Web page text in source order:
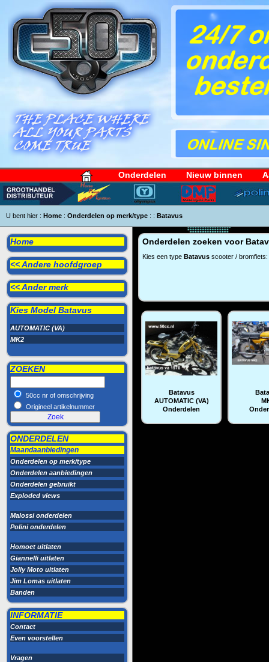
Onderdelen Nieuw binnen
U bent hier : Home : Onderdelen op merk/type : : Batavus
Home
<< Andere hoofdgroep
<< Ander merk
Kies Model Batavus
AUTOMATIC (VA)
MK2
ZOEKEN
50cc nr of omschrijving
Origineel artikelnummer
ONDERDELEN
Maandaanbiedingen
Onderdelen op merk/type
Onderdelen aanbiedingen
Onderdelen gebruikt
Exploded views
Malossi onderdelen
Polini onderdelen
Homoet uitlaten
Giannelli uitlaten
Jolly Moto uitlaten
Jim Lomas uitlaten
Banden
INFORMATIE
Contact
Even voorstellen
Vragen
Onderdelen zoeken voor
Kies een type Batavus scooter / bromfiets:
Batavus
AUTOMATIC (VA)
Onderdelen